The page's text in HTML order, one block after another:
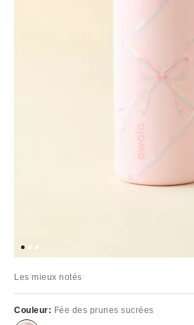
Les mieux notés
Couleur: Fée des prunes sucrées